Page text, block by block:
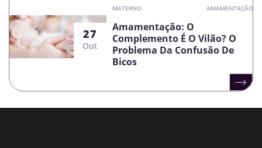
27
Out
MATERNO
AMAMENTAÇÃO
Amamentação: O
Complemento É O Vilão? O
Problema Da Confusão De
Bicos